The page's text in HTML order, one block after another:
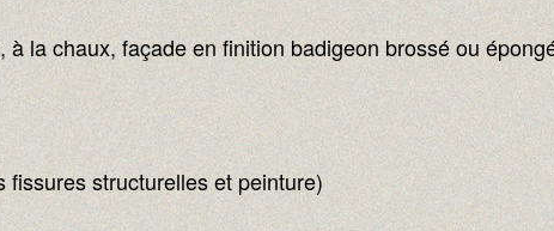
la chaux, façade en finition badigeon brossé ou
structurelles et peinture)